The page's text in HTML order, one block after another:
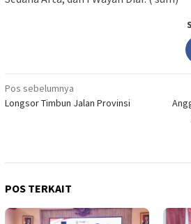
Navigasi
pos
Pos sebelumnya
Longsor Timbun Jalan Provinsi
POS TERKAIT